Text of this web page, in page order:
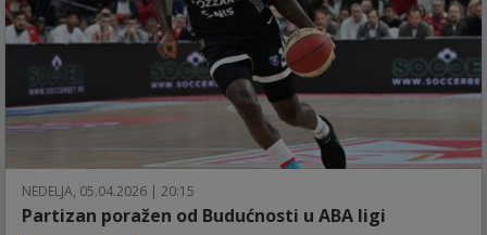
NEDELJA, 05.04.2026 | 20:15
Partizan poražen od Budućnosti u ABA ligi